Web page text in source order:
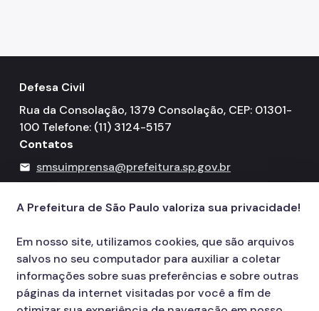
Defesa Civil
Rua da Consolação, 1379 Consolação, CEP: 01301-
100 Telefone: (11) 3124-5157
Contatos
mail smsuimprensa@prefeitura.sp.gov.br
156
A Prefeitura de São Paulo valoriza sua privacidade!
Em nosso site, utilizamos cookies, que são arquivos
salvos no seu computador para auxiliar a coletar
informações sobre suas preferências e sobre outras
páginas da internet visitadas por você a fim de